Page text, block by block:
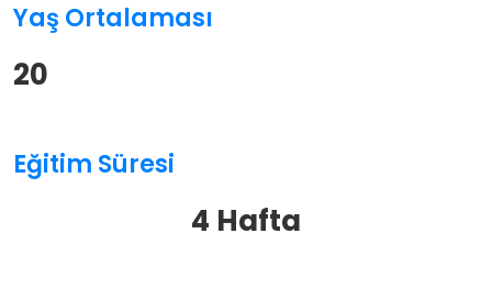
Yaş Ortalaması
20
Eğitim Süresi
4 Hafta